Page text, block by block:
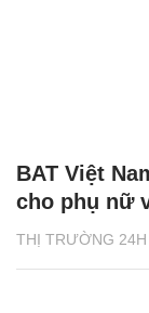
THỊ TRƯỜNG 24H
BAT Việt
cho phụ nữ